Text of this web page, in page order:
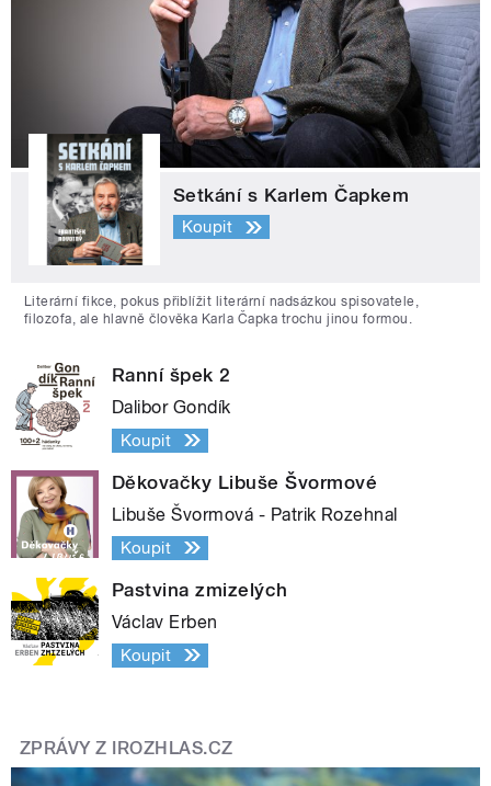
Setkání s Karlem Čapkem
Koupit
Literární fikce, pokus přiblížit literární nadsázkou spisovatele,
filozofa, ale hlavně člověka Karla Čapka trochu jinou formou.
Ranní špek 2
Dalibor Gondík
Koupit
Děkovačky Libuše Švormové
Libuše Švormová - Patrik Rozehnal
Koupit
Pastvina zmizelých
Václav Erben
Koupit
ZPRÁVY Z IROZHLAS.CZ